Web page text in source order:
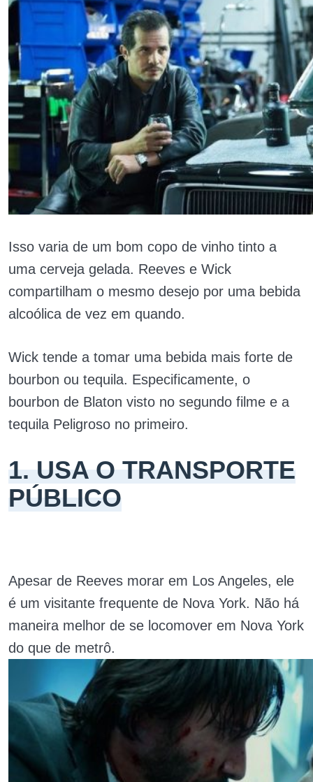
Isso varia de um bom copo de vinho tinto a
uma cerveja gelada. Reeves e Wick
compartilham o mesmo desejo por uma bebida
alcoólica de vez em quando.
Wick tende a tomar uma bebida mais forte de
bourbon ou tequila. Especificamente, o
bourbon de Blaton visto no segundo filme e a
tequila Peligroso no primeiro.
1. USA O TRANSPORTE
PÚBLICO
Apesar de Reeves morar em Los Angeles, ele
é um visitante frequente de Nova York. Não há
maneira melhor de se locomover em Nova York
do que de metrô.